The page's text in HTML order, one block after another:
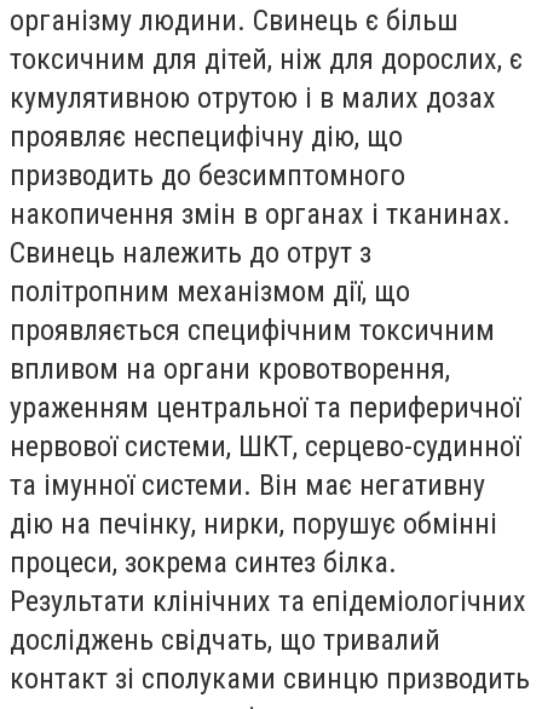
організму людини. Свинець є більш
токсичним для дітей, ніж для дорослих, є
кумулятивною отрутою і в малих дозах
проявляє неспецифічну дію, що
призводить до безсимптомного
накопичення змін в органах і тканинах.
Свинець належить до отрут з
політропним механізмом дії, що
проявляється специфічним токсичним
впливом на органи кровотворення,
ураженням центральної та периферичної
нервової системи, ШКТ, серцево-судинної
та імунної системи. Він має негативну
дію на печінку, нирки, порушує обмінні
процеси, зокрема синтез білка.
Результати клінічних та епідеміологічних
досліджень свідчать, що тривалий
контакт зі сполуками свинцю призводить